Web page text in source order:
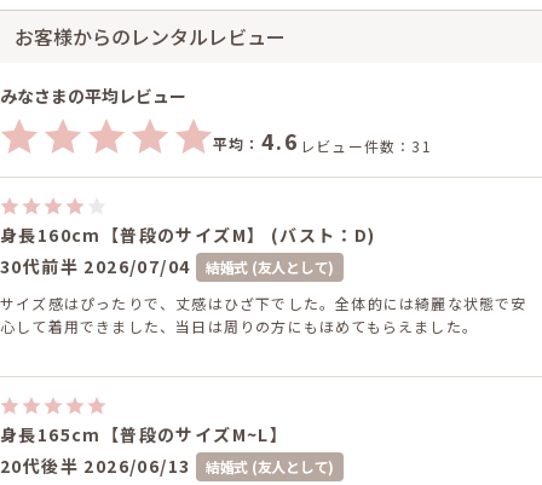
お客様からのレンタルレビュー
みなさまの平均レビュー
平均： 4.6 レビュー件数：31
身長160cm【普段のサイズM】 (バスト：D)
30代前半 2026/07/04
結婚式 (友人として)
サイズ感はぴったりで、丈感はひざ下でした。全体的には綺麗な状態で安
心して着用できました、当日は周りの方にもほめてもらえました。
身長165cm【普段のサイズM~L】
20代後半 2026/06/13
結婚式 (友人として)